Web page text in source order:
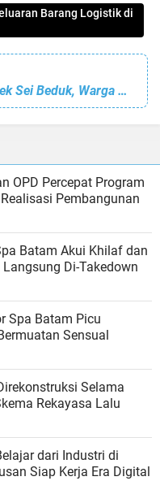
Barang Logistik di
Curhat Jum’at Kamtibmas Polsek Sei Beduk, Warga Piayu Laut Keluhkan Aksi Standing Motor di Wilayahnya
OPD Percepat Program
Pembangunan
Batam Akui Khilaf dan
Di-Takedown
Spa Batam Picu
Sensual
Selama
Rekayasa Lalu
dari Industri di
Siap Kerja Era Digital